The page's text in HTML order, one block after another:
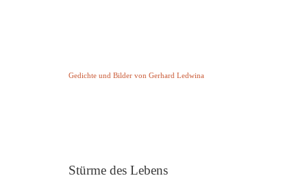
Gedichte und Bilder von Gerhard Ledwina
Stürme des Lebens